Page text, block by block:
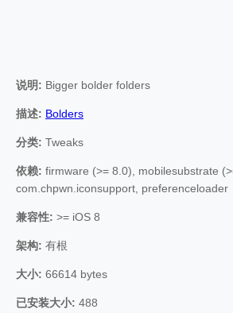
说明: Bigger bolder folders
描述: Bolders
分类: Tweaks
依赖: firmware (>= 8.0), mobilesubstrate
com.chpwn.iconsupport, preferenceloader
兼容性: >= iOS 8
架构: 有根
大小: 66614 bytes
已安装大小: 488